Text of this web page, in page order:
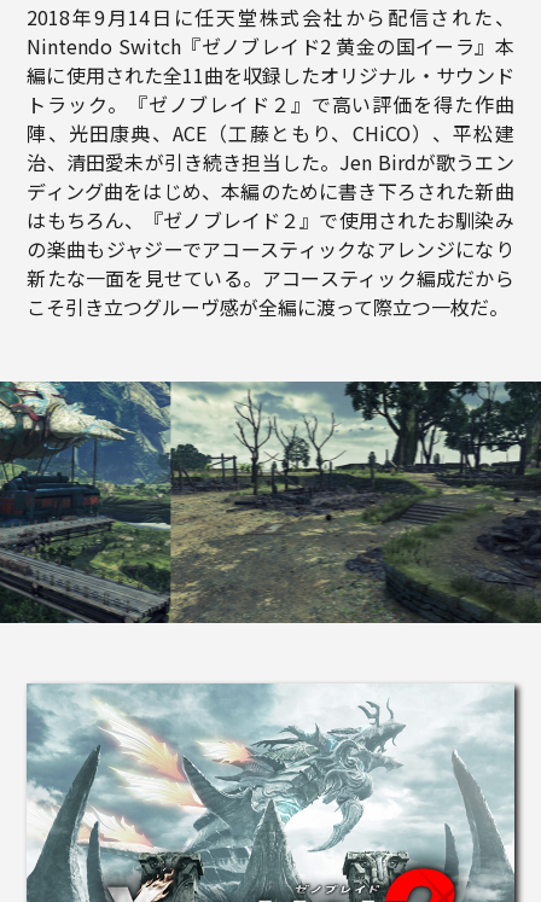
2018年9月14日に任天堂株式会社から配信された、
Nintendo Switch『ゼノブレイド2 黄金の国イーラ』本
編に使用された全11曲を収録したオリジナル・サウンド
トラック。『ゼノブレイド２』で高い評価を得た作曲
陣、光田康典、ACE（工藤ともり、CHiCO）、平松建
治、清田愛未が引き続き担当した。Jen Birdが歌うエン
ディング曲をはじめ、本編のために書き下ろされた新曲
はもちろん、『ゼノブレイド２』で使用されたお馴染み
の楽曲もジャジーでアコースティックなアレンジになり
新たな一面を見せている。アコースティック編成だから
こそ引き立つグルーヴ感が全編に渡って際立つ一枚だ。